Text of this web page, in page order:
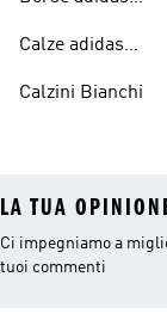
Calze adidas
Calzini Bianchi
LA TUA
Ci impegniamo a
tuoi commenti